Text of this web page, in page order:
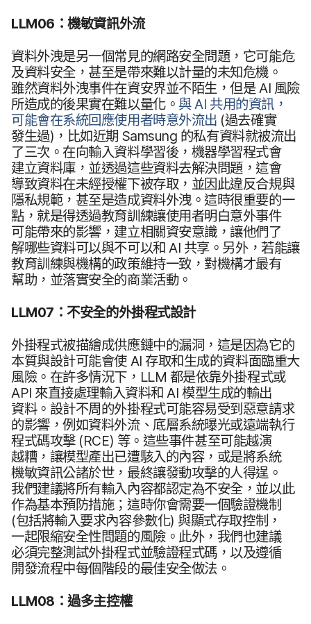
LLM06 ：​機敏​資訊​外流
資料​外洩​是​另​一​個​常見​的​網路​安全​問題，​它​可能​危​
及​資料​安全，​甚至​是​帶來​難​以​計量​的​未知​危機。​
雖然​資料​外洩​事件​在​資安界​並​不​陌生，​但是AI 風險​
所​造成​的​後果​實​在​難以​量化。 與AI 共用​的​資訊，​
可能​會​在​系統​回應​使用​者​時意外流出 (過去確實​
發生​過)，​比如​近期 Samsung 的​私有​資料​就​被​流出​
了​三次。​在​向​輸入​資料​學習​後，​機器​學習程式​會​
建立​資料庫，​並​透過​這些​資料​去​解決​問題，​這​會​
導致​資料​在​未​經授權​下​被​存取，​並​因此​違反​合規​與​
隱私​規範，​甚至​是​造成​資料​外洩。​這​時​很​重要​的​一​
點，​就是​得透過​教育​訓練​讓​使用​者​明白意外​事件​
可能​帶來​的​影響，​建立​相關​資安​意識，​讓​他們​了​
解哪些​資料​可以​與​不可以​和 AI 共享。​另外，​若​能​讓​
教育​訓練​與​機構​的​政策​維持​一致，​對​機構​才​最​有​
幫助，​並​落實​安全​的​商業​活動。
LLM07 ：​不​安全​的​外掛​程式​設計
外掛​程式​被​描​繪​成​供​應​鏈​中​的​漏洞，​這​是​因為​它​的​
本質​與​設計​可能​會​使AI存取​和​生成​的​資料​面臨​重大​
風險。​在​許多​情況​下， LLM 都​是​依​靠​外掛​程式​或
API 來​直接​處理​輸入​資料​和 AI 模型​生成​的​輸出​
資料。​設計​不周​的​外掛​程式​可能​容易​受到​惡意​請求​
的​影響，​例如​資料​外流、​底層​系統​曝光​或​遠端​執行​
程式​碼​攻擊 (RCE) 等。​這些​事件​甚至​可能​越​演​
越糟，​讓​模型​產出​已​遭​駭入​的​內容，​或​是​將​系統​
機敏​資訊​公諸​於​世，​最終​讓​發動​攻擊​的​人得逞。​
我們​建議​將​所有​輸入​內容​都​認定​為​不​安全，​並​以​此​
作為​基本​預防​措施；​這​時​你會​需要​一​個​驗證機制
(包括​將​輸入​要求​內容​參數化) 與​顯式​存取​控制，​
一起​限縮​安全性​問題​的​風險。​此外，​我們​也​建議​
必須​完整​測試​外​掛​程式​並​驗​證​程式​碼，​以及​遵循​
開發​流程​中​每​個​階段​的​最佳​安全​做法。
LLM08 ：​過多​主控權